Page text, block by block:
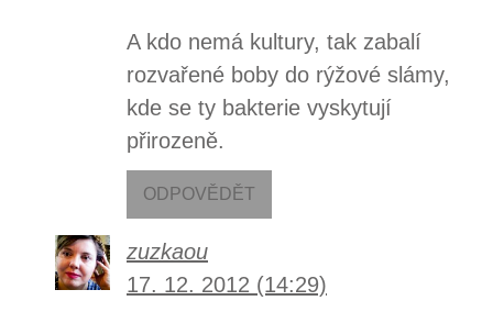
A kdo nemá kultury, tak zabalí
rozvařené boby do rýžové slámy,
kde se ty bakterie vyskytují
přirozeně.
ODPOVĚDĚT
zuzkaou
17. 12. 2012 (14:29)